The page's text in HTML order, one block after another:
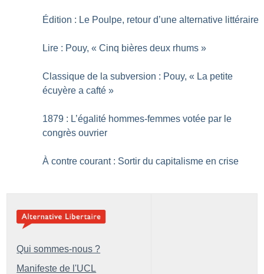
Édition : Le Poulpe, retour d’une alternative littéraire
Lire : Pouy, « Cinq bières deux rhums »
Classique de la subversion : Pouy, « La petite
écuyère a cafté »
1879 : L’égalité hommes-femmes votée par le
congrès ouvrier
À contre courant : Sortir du capitalisme en crise
Qui sommes-nous ?
Manifeste de l'UCL